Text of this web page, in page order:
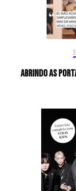
Abrindo as